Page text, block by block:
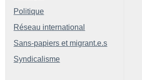
Politique
Réseau international
Sans-papiers et migrant.e.s
Syndicalisme